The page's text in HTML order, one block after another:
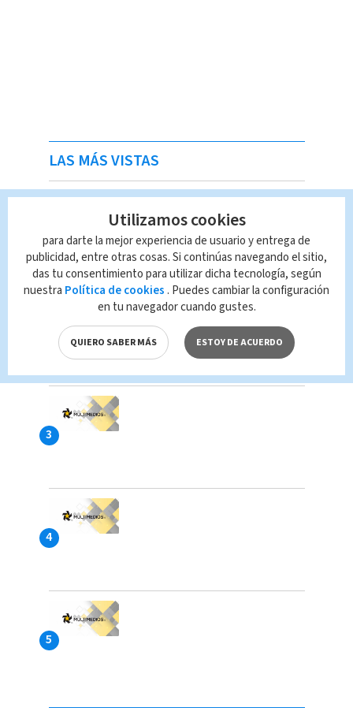
LAS MÁS VISTAS
Utilizamos cookies
para darte la mejor experiencia de usuario y entrega de
publicidad, entre otras cosas. Si continúas navegando el sitio,
das tu consentimiento para utilizar dicha tecnología, según
nuestra Política de cookies . Puedes cambiar la configuración
en tu navegador cuando gustes.
QUIERO SABER MÁS ESTOY DE ACUERDO